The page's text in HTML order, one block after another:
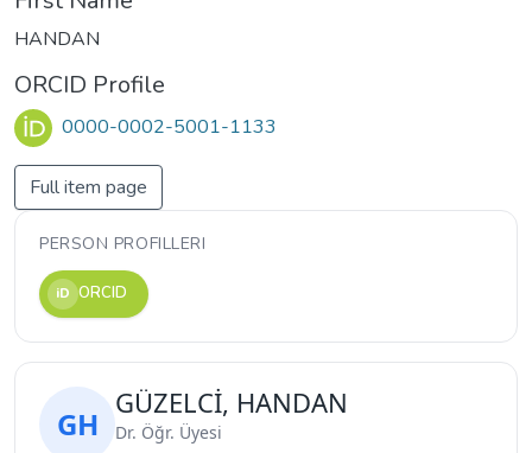
HANDAN
ORCID Profile
0000-0002-5001-1133
Full item page
PERSON PROFILLERI
iD ORCID
GH
GÜZELCİ, HANDAN
Dr. Öğr. Üyesi